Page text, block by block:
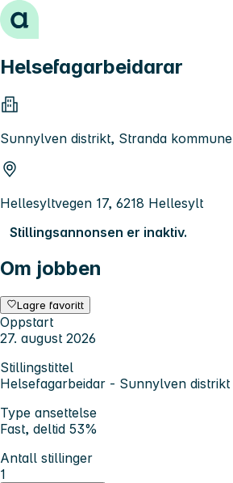
Hopp til innhold
Helsefagarbeidarar
Sunnylven distrikt, Stranda kommune
Hellesyltvegen 17, 6218 Hellesylt
Stillingsannonsen er inaktiv.
Om jobben
Lagre favoritt
Oppstart
27. august 2026
Stillingstittel
Helsefagarbeidar - Sunnylven distrikt
Type ansettelse
Fast, deltid 53%
Antall stillinger
1